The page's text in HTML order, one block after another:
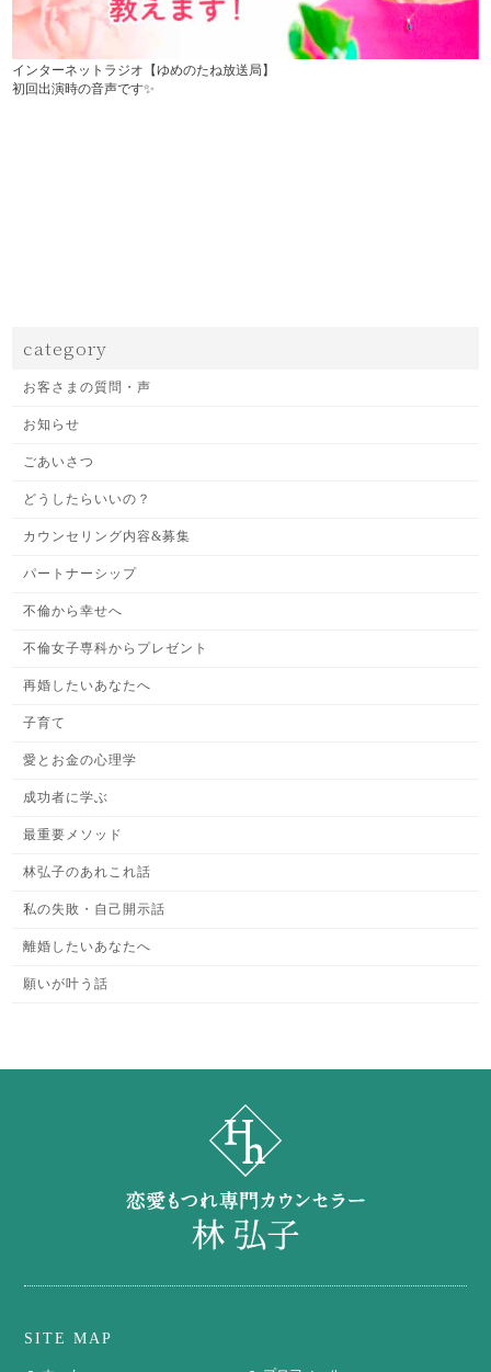
インターネットラジオ【ゆめのたね放送局】
初回出演時の音声です✨
category
お客さまの質問・声
お知らせ
ごあいさつ
どうしたらいいの？
カウンセリング内容&募集
パートナーシップ
不倫から幸せへ
不倫女子専科からプレゼント
再婚したいあなたへ
子育て
愛とお金の心理学
成功者に学ぶ
最重要メソッド
林弘子のあれこれ話
私の失敗・自己開示話
離婚したいあなたへ
願いが叶う話
SITE MAP